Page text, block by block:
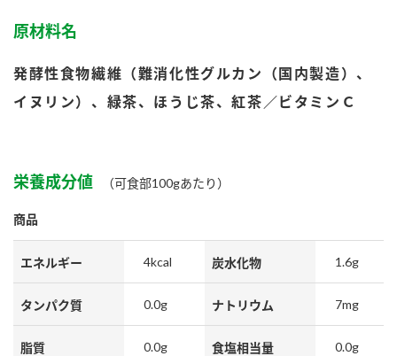
お酢を知ろう！
すしラボ
ぽん酢サワー
人気商品 ＋ おすすめレシピ
地図から取り扱い店舗を探す
ミツカン公式通販
原材料名
発酵性食物繊維（難消化性グルカン（国内製造）、
イヌリン）、緑茶、ほうじ茶、紅茶／ビタミンＣ
栄養成分値 （可食部100gあたり）
商品
エネルギー 4kcal 炭水化物 1.6g
タンパク質 0.0g ナトリウム 7mg
脂質 0.0g 食塩相当量 0.0g